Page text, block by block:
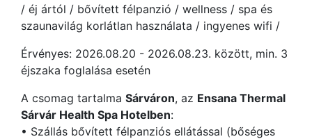
/ éj ártól / bővített félpanzió / wellness / spa és
szaunavilág korlátlan használata / ingyenes wifi /
Érvényes: 2026.08.20 - 2026.08.23. között, min. 3
éjszaka foglalása esetén
A csomag tartalma Sárváron, az Ensana Thermal
Sárvár Health Spa Hotelben:
• Szállás bővített félpanziós ellátással (bőséges